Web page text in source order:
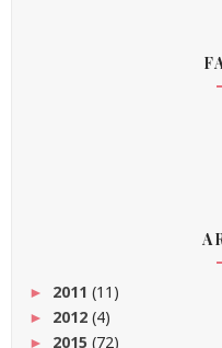
► 2011 (11)
► 2012 (4)
► 2015 (72)